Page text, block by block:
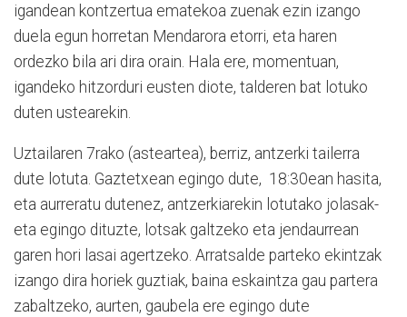
igandean kontzertua ematekoa zuenak ezin izango
duela egun horretan Mendarora etorri, eta haren
ordezko bila ari dira orain. Hala ere, momentuan,
igandeko hitzorduri eusten diote, talderen bat lotuko
duten ustearekin.
Uztailaren 7rako (asteartea), berriz, antzerki tailerra
dute lotuta. Gaztetxean egingo dute, 18:30ean hasita,
eta aurreratu dutenez, antzerkiarekin lotutako jolasak-
eta egingo dituzte, lotsak galtzeko eta jendaurrean
garen hori lasai agertzeko. Arratsalde parteko ekintzak
izango dira horiek guztiak, baina eskaintza gau partera
zabaltzeko, aurten, gaubela ere egingo dute